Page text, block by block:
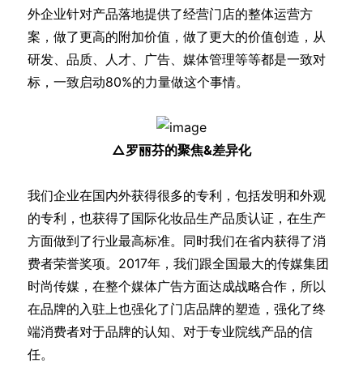
外企业针对产品落地提供了经营门店的整体运营方
案，做了更高的附加价值，做了更大的价值创造，从
研发、品质、人才、广告、媒体管理等等都是一致对
标，一致启动80%的力量做这个事情。
△罗丽芬的聚焦&差异化
我们企业在国内外获得很多的专利，包括发明和外观
的专利，也获得了国际化妆品生产品质认证，在生产
方面做到了行业最高标准。同时我们在省内获得了消
费者荣誉奖项。2017年，我们跟全国最大的传媒集团
时尚传媒，在整个媒体广告方面达成战略合作，所以
在品牌的入驻上也强化了门店品牌的塑造，强化了终
端消费者对于品牌的认知、对于专业院线产品的信
任。